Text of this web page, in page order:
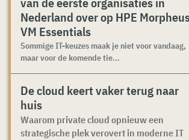
Nederland over op HPE
VM Essentials
Sommige IT-keuzes maak je niet voor vandaag,
maar voor de komende tie...
De cloud keert vaker terug naar
huis
Waarom private cloud opnieuw een
strategische plek verovert in moderne IT